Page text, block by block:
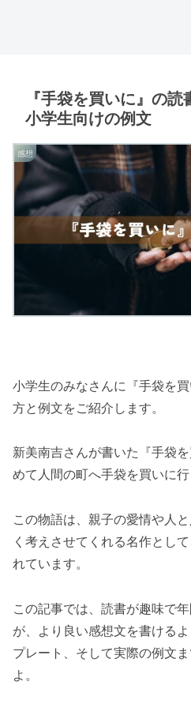
『手袋を買いに』の
小学生向けの例文
感想
小学生のみなさんに『手袋を
方と例文をご紹介します。
新美南吉さんが書いた『手袋
めて人間の町へ手袋を買いに行
この物語は、親子の愛情や人
く考えさせてくれる名作とし
れています。
この記事では、読書が趣味で
が、より良い感想文を書ける
プレート、そして実際の例文
よ。